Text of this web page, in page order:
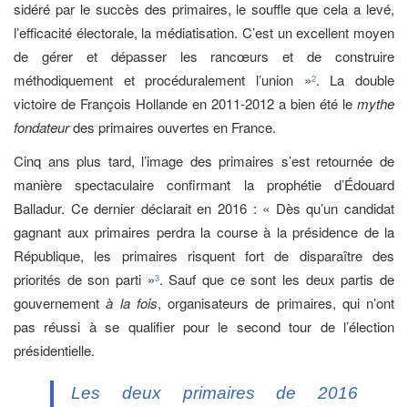
sidéré par le succès des primaires, le souffle que cela a levé,
l’efficacité électorale, la médiatisation. C’est un excellent moyen
de gérer et dépasser les rancœurs et de construire
méthodiquement et procéduralement l’union »2. La double
victoire de François Hollande en 2011-2012 a bien été le mythe
fondateurdes primaires ouvertes en France.
Cinq ans plus tard, l’image des primaires s’est retournée de
manière spectaculaire confirmant la prophétie d’Édouard
Balladur. Ce dernier déclarait en 2016 : « Dès qu’un candidat
gagnant aux primaires perdra la course à la présidence de la
République, les primaires risquent fort de disparaître des
priorités de son parti »3. Sauf que ce sont les deux partis de
gouvernementà la fois, organisateurs de primaires, qui n’ont
pas réussi à se qualifier pour le second tour de l’élection
présidentielle.
Les deux primaires de 2016